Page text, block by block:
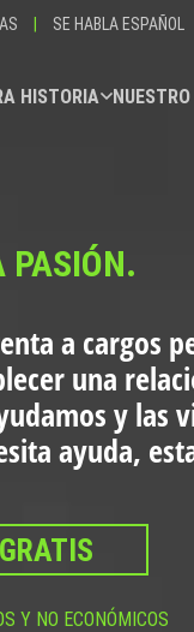
| SE HABLA ESPAÑOL
HISTORIA
PASIÓN.
a cargos
una
y las
ayuda,
Y NO ECONÓMICOS